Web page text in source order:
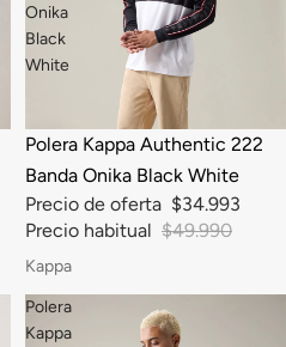
Onika
Black
White
-30%
Polera Kappa Authentic 222
Banda Onika Black White
Precio de oferta $34.993
Precio habitual $49.990
Kappa
Polera
Kappa